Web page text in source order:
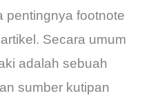
pentingnya footnote
Secara umum
adalah sebuah
sumber kutipan